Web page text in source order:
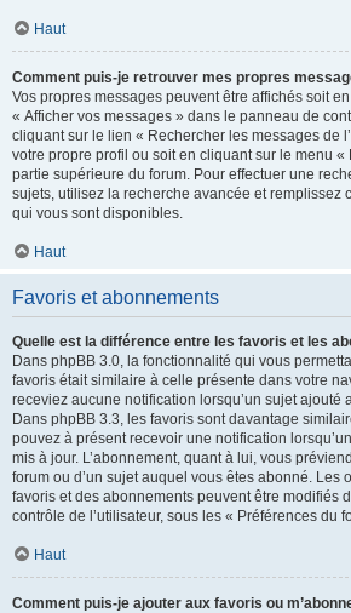
Haut
Comment puis-je retrouver mes propres
Vos propres messages peuvent être affichés soit
« Afficher vos messages » dans le panneau de
cliquant sur le lien « Rechercher les messages de
votre propre profil ou soit en cliquant sur le menu «
partie supérieure du forum. Pour effectuer une
sujets, utilisez la recherche avancée et remplissez
qui vous sont disponibles.
Haut
Favoris et abonnements
Quelle est la différence entre les favoris et les
Dans phpBB 3.0, la fonctionnalité qui vous
favoris était similaire à celle présente dans votre
receviez aucune notification lorsqu’un sujet ajouté
Dans phpBB 3.3, les favoris sont davantage
pouvez à présent recevoir une notification
mis à jour. L’abonnement, quant à lui, vous
forum ou d’un sujet auquel vous êtes abonné. Les
favoris et des abonnements peuvent être modifiés
contrôle de l’utilisateur, sous les « Préférences du
Haut
Comment puis-je ajouter aux favoris ou